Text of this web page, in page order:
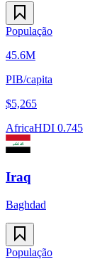
População
45.6M
PIB/capita
$5,265
AfricaHDI 0.745
Iraq
Baghdad
População